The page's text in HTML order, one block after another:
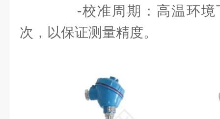
-校准周期：高温环境
次，以保证测量精度。